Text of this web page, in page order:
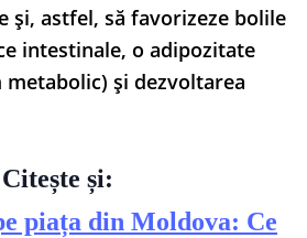
și, astfel, să favorizeze bolile
intestinale, o adipozitate
și dezvoltarea
Citește și:
piața din Moldova: Ce